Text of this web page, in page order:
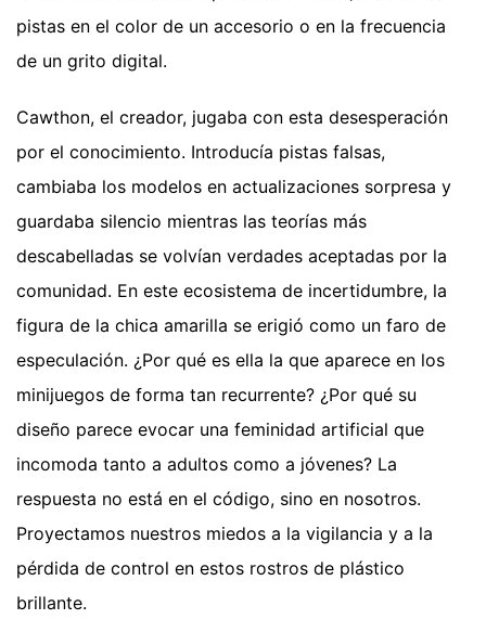
pistas en el color de un accesorio o en la frecuencia
de un grito digital.
Cawthon, el creador, jugaba con esta desesperación
por el conocimiento. Introducía pistas falsas,
cambiaba los modelos en actualizaciones sorpresa y
guardaba silencio mientras las teorías más
descabelladas se volvían verdades aceptadas por la
comunidad. En este ecosistema de incertidumbre, la
figura de la chica amarilla se erigió como un faro de
especulación. ¿Por qué es ella la que aparece en los
minijuegos de forma tan recurrente? ¿Por qué su
diseño parece evocar una feminidad artificial que
incomoda tanto a adultos como a jóvenes? La
respuesta no está en el código, sino en nosotros.
Proyectamos nuestros miedos a la vigilancia y a la
pérdida de control en estos rostros de plástico
brillante.